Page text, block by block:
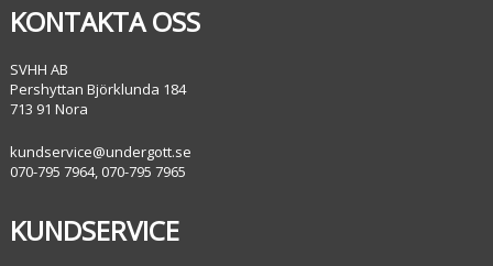
KONTAKTA OSS
SVHH AB
Pershyttan Björklunda 184
713 91 Nora
kundservice@undergott.se
070-795 7964, 070-795 7965
KUNDSERVICE